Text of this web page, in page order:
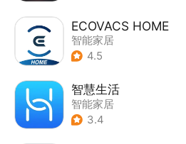
ECOVACS HOME
智能家居
4.5
智慧生活
智能家居
3.4